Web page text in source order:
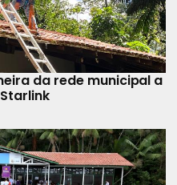
da rede municipal a